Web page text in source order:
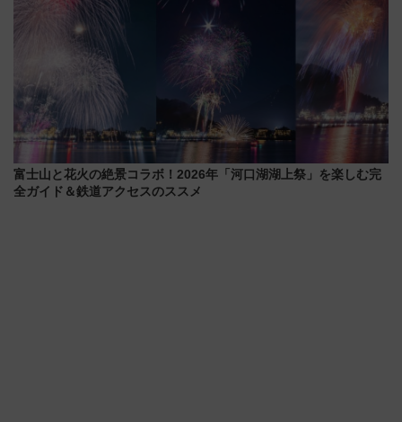
富士山と花火の絶景コラボ！2026年「河口湖湖上祭」を楽しむ完
全ガイド＆鉄道アクセスのススメ